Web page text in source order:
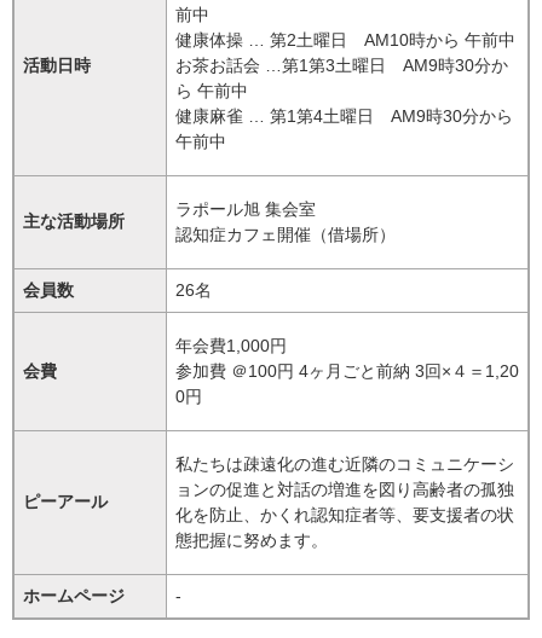
活動日時
前中
健康体操 … 第2土曜日 AM10時から 午前中
お茶お話会 …第1第3土曜日 AM9時30分か
ら 午前中
健康麻雀 … 第1第4土曜日 AM9時30分から
午前中
主な活動場所
ラポール旭 集会室
認知症カフェ開催（借場所）
会員数 26名
会費
年会費1,000円
参加費 ＠100円 4ヶ月ごと前納 3回×４＝1,20
0円
ピーアール
私たちは疎遠化の進む近隣のコミュニケーシ
ョンの促進と対話の増進を図り高齢者の孤独
化を防止、かくれ認知症者等、要支援者の状
態把握に努めます。
ホームページ -